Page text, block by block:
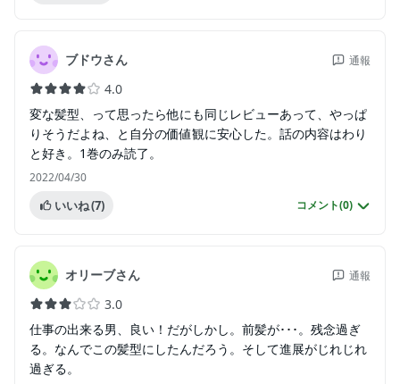
ブドウさん 通報
4.0
変な髪型、って思ったら他にも同じレビューあって、やっぱ
りそうだよね、と自分の価値観に安心した。話の内容はわり
と好き。1巻のみ読了。
2022/04/30
いいね(7) コメント(0)
オリーブさん 通報
3.0
仕事の出来る男、良い！だがしかし。前髪が･･･。残念過ぎ
る。なんでこの髪型にしたんだろう。そして進展がじれじれ
過ぎる。